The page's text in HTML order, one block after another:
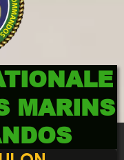
MARINS